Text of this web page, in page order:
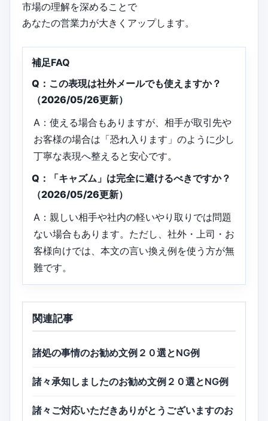
市場の理解を深めることで
あなたの営業力が大きくアップします。
補足FAQ
Q：この表現は社外メールでも使えますか？
（2026/05/26更新）
A：使える場合もありますが、相手が取引先や
お客様の場合は「恐れ入ります」のように少し
丁寧な表現へ整えると安心です。
Q：「キャズム」は完全に避けるべきですか？
（2026/05/26更新）
A：親しい相手や社内の軽いやり取りでは問題
ない場合もあります。ただし、社外・上司・お
客様向けでは、本文の言い換え例を使う方が無
難です。
関連記事
諸処の事情のお勧め文例２０選とNG例
諸々承知しましたのお勧め文例２０選とNG例
諸々ご対応いただきありがとうございますのお